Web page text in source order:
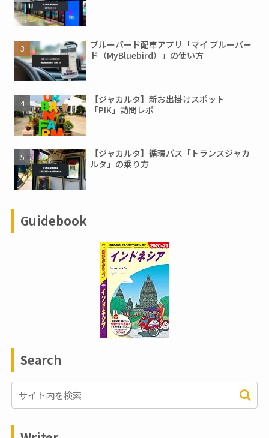
ブルーバード配車アプリ「マイ ブルーバー
ド（MyBluebird）」の使い方
【ジャカルタ】新お出掛けスポット
「PIK」訪問レポ
【ジャカルタ】循環バス「トランスジャカ
ルタ」の乗り方
Guidebook
Search